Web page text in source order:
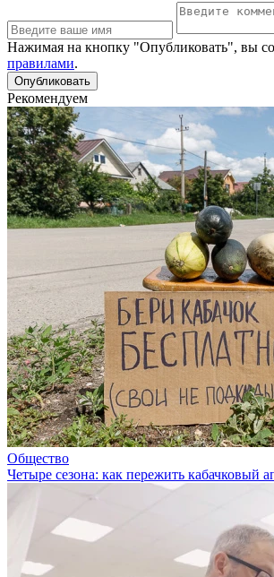
Нажимая на кнопку "Опубликовать", вы
правилами.
Рекомендуем
Общество
Четыре сезона: как пережить кабачковый